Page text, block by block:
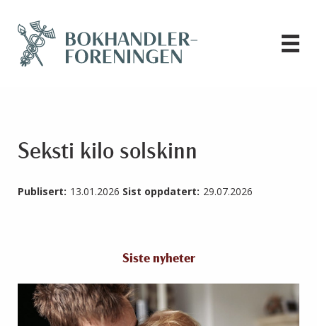
Seksti kilo solskinn
Publisert: 13.01.2026 Sist oppdatert: 29.07.2026
Siste nyheter